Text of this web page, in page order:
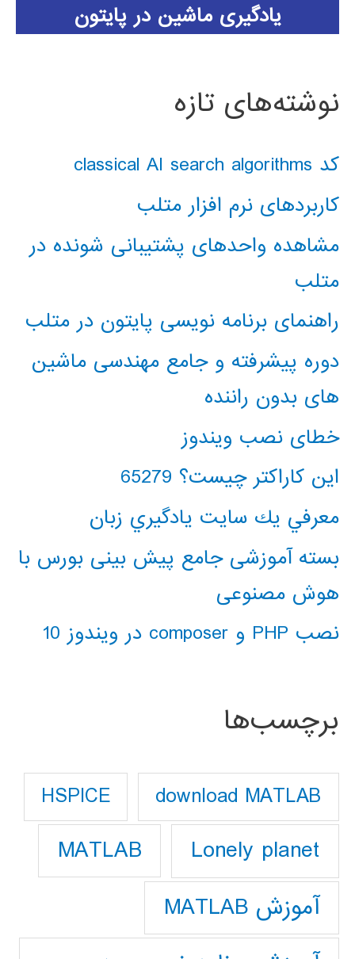
یادگیری ماشین در پایتون
نوشته‌های تازه
کد classical AI search algorithms
کاربردهای نرم افزار متلب
مشاهده واحدهای پشتیبانی شونده در
متلب
راهنمای برنامه نویسی پایتون در متلب
دوره پیشرفته و جامع مهندسی ماشین
های بدون راننده
خطای نصب ویندوز
این کاراکتر چیست؟ 65279
معرفي يك سايت يادگيري زبان
بسته آموزشی جامع پیش بینی بورس با
هوش مصنوعی
نصب PHP و composer در ویندوز 10
برچسب‌ها
download MATLAB
HSPICE
Lonely planet
MATLAB
آموزش MATLAB